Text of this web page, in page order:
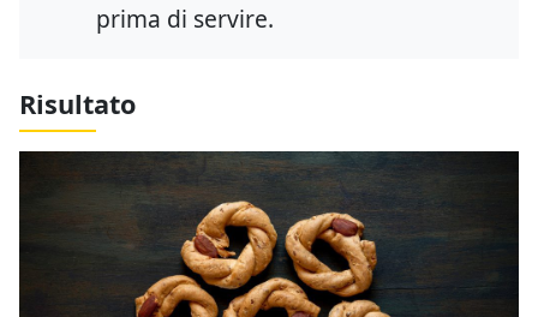
prima di servire.
Risultato